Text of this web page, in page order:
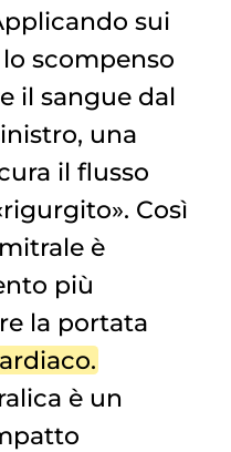
sui
scompenso
il sangue dal
una
il flusso
Così
è
più
la portata
.
è un